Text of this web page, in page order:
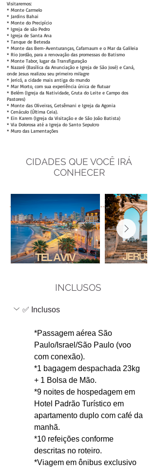
Visitaremos:
* Monte Carmelo
* Jardins Bahai
* Monte do Precipício
* Igreja de são Pedro
* Igreja de Santa Ana
* Tanque de Betesda
* Monte das Bem-Aventuranças, Cafarnaum e o Mar da Galileia
* Rio Jordão, para a renovação das promessas do Batismo
* Monte Tabor, lugar da Transfiguração
* Nazaré (Basílica da Anunciação e Igreja de São José) e Caná,
onde Jesus realizou seu primeiro milagre
* Jericó, a cidade mais antiga do mundo
* Mar Morto, com sua experiência única de flutuar
* Belém (Igreja da Natividade, Gruta do Leite e Campo dos
Pastores)
* Monte das Oliveiras, Getsêmani e Igreja da Agonia
* Cenáculo (Última Ceia).
* Ein Karem (Igreja da Visitação e de São João Batista)
* Via Dolorosa até a Igreja do Santo Sepulcro
* Muro das Lamentações
S
CIDADES QUE VOCÊ IRÁ
CONHECER
INCLUSOS
✅ Inclusos
*Passagem aérea São
Paulo/Israel/São Paulo (voo
com conexão).
*1 bagagem despachada 23kg
+ 1 Bolsa de Mão.
*9 noites de hospedagem em
Hotel Padrão Turístico em
apartamento duplo com café da
manhã.
*10 refeições conforme
descritas no roteiro.
*Viagem em ônibus exclusivo